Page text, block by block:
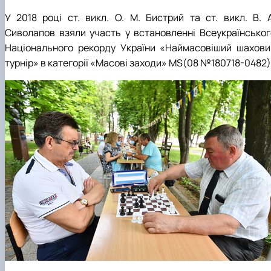
У 2018 році ст. викл. О. М. Бистрий та ст. викл. В.
Сиволапов взяли участь у встановленні
Національного рекорду України «Наймасовіший
турнір» в категорії «Масові заходи» MS(08 №180718-